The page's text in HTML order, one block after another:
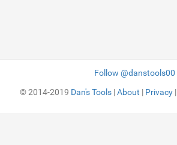
Follow @danstools00
© 2014-2019 Dan's Tools|About | Privacy|